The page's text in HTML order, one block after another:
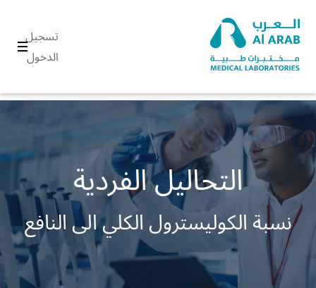
تسجيل
الدخول
التحاليل الفردية
نسبة الكوليسترول الكلي الى النافع